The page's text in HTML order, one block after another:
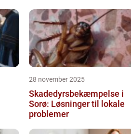
28 november 2025
Skadedyrsbekæmpelse i
Sorø: Løsninger til lokale
problemer